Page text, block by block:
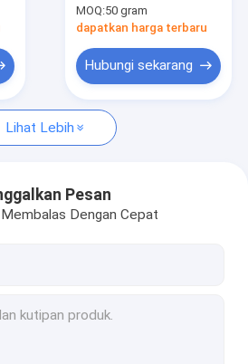
Kebotakan
MOQ:50 gram
dapatkan harga terbaru
Hubungi sekarang
Lihat Lebih
Pesan
Dengan Cepat